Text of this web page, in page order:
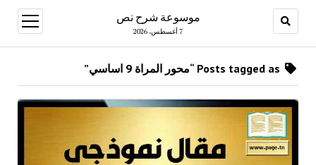
موسوعة شرح نص
7 أغسطس، 2026
open
menu